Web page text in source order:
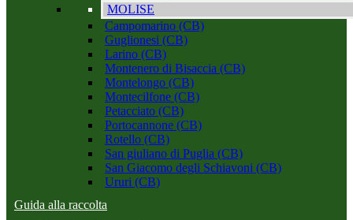
MOLISE
Campomarino (CB)
Guglionesi (CB)
Larino (CB)
Montenero di Bisaccia (CB)
Montelongo (CB)
Montecilfone (CB)
Petacciato (CB)
Portocannone (CB)
Rotello (CB)
San giuliano di Puglia (CB)
San Giacomo degli Schiavoni (CB)
Ururi (CB)
Guida alla raccolta